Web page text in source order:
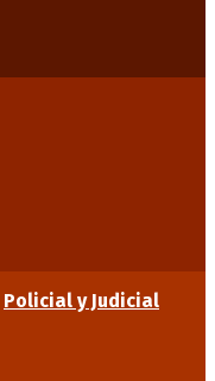
Policial y Judicial